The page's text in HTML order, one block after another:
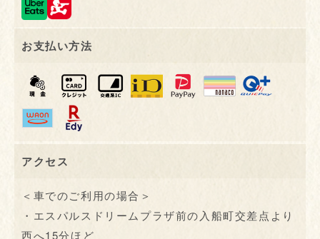
お支払い方法
アクセス
＜車でのご利用の場合＞
・エスパルスドリームプラザ前の入船町交差点より
西へ15分ほど